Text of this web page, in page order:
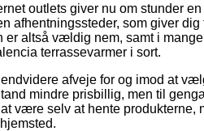
outlets giver nu om stunder
afhentningssteder, som giver
er altså vældig nem, samt i
terrassevarmer i sort.
afveje for og imod at
mindre prisbillig, men til
være selv at hente produkterne,